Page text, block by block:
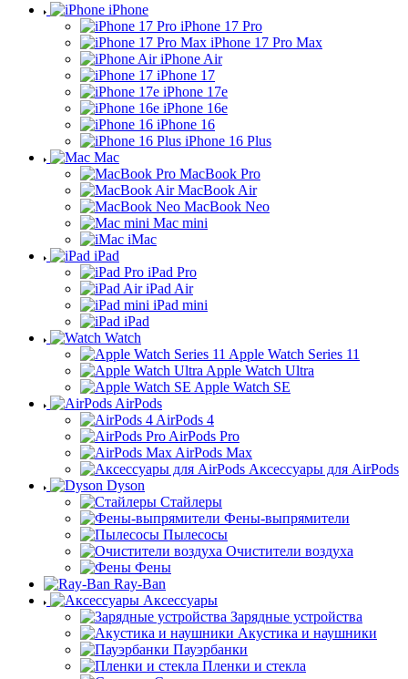
iPhone
iPhone 17 Pro
iPhone 17 Pro Max
iPhone Air
iPhone 17
iPhone 17e
iPhone 16e
iPhone 16
iPhone 16 Plus
Mac
MacBook Pro
MacBook Air
MacBook Neo
Mac mini
iMac
iPad
iPad Pro
iPad Air
iPad mini
iPad
Watch
Apple Watch Series 11
Apple Watch Ultra
Apple Watch SE
AirPods
AirPods 4
AirPods Pro
AirPods Max
Аксессуары для AirPods
Dyson
Стайлеры
Фены-выпрямители
Пылесосы
Очистители воздуха
Фены
Ray-Ban
Аксессуары
Зарядные устройства
Акустика и наушники
Пауэрбанки
Пленки и стекла